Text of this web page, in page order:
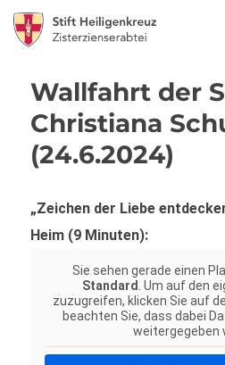
Wallfahrt der
Christiana
(24.6.2024)
„Zeichen der Liebe
Heim (9 Minuten):
Sie sehen gerade einen
Standard . Um auf den
zuzugreifen, klicken Sie auf
beachten Sie, dass dabei
weitergegeben